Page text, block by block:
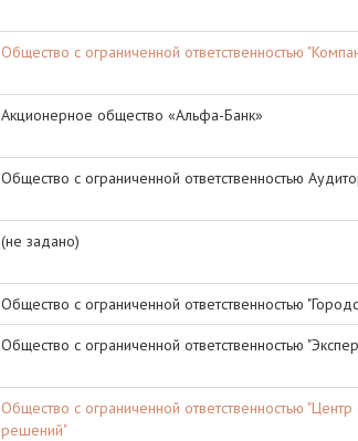
Общество с ограниченной ответственностью
Акционерное общество «Альфа-Банк»
Общество с ограниченной ответственностью
(не задано)
Общество с ограниченной ответственностью
Общество с ограниченной ответственностью
Общество с ограниченной ответственностью
решений"